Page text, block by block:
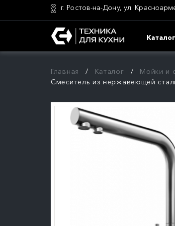
г. Ростов-на-Дону, ул.
Каталог
Главная Каталог Мойки и
Смеситель из нержавеющей